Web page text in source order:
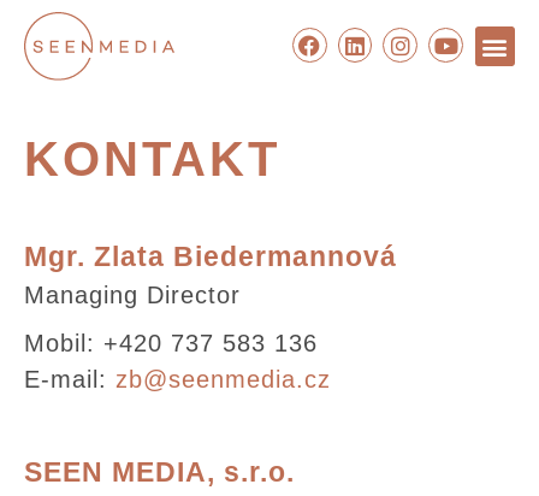
KONTAKT
Mgr. Zlata Biedermannová
Managing Director
Mobil: +420 737 583 136
E-mail: zb@seenmedia.cz
SEEN MEDIA, s.r.o.